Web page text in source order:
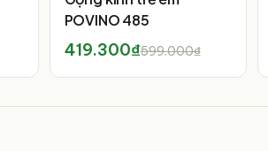
POVINO 485
419.300₫599.000₫